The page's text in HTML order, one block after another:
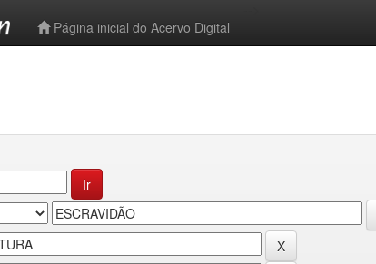
Página inicial do Acervo Digital